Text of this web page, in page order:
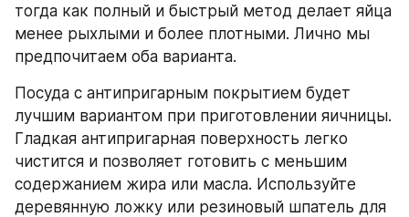
тогда как полный и быстрый метод делает яйца
менее рыхлыми и более плотными. Лично мы
предпочитаем оба варианта.
Посуда с антипригарным покрытием будет
лучшим вариантом при приготовлении яичницы.
Гладкая антипригарная поверхность легко
чистится и позволяет готовить с меньшим
содержанием жира или масла. Используйте
деревянную ложку или резиновый шпатель для